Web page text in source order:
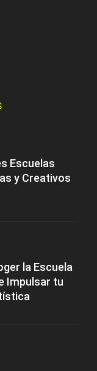
Escuelas
y Creativos
la Escuela
Impulsar tu